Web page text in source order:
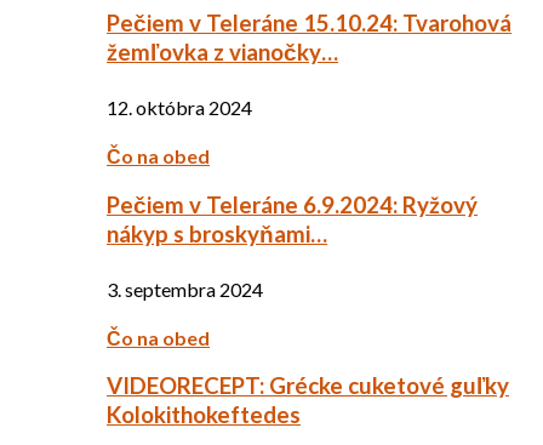
Pečiem v Teleráne 15.10.24: Tvarohová
žemľovka z vianočky…
12. októbra 2024
Čo na obed
Pečiem v Teleráne 6.9.2024: Ryžový
nákyp s broskyňami…
3. septembra 2024
Čo na obed
VIDEORECEPT: Grécke cuketové guľky
Kolokithokeftedes